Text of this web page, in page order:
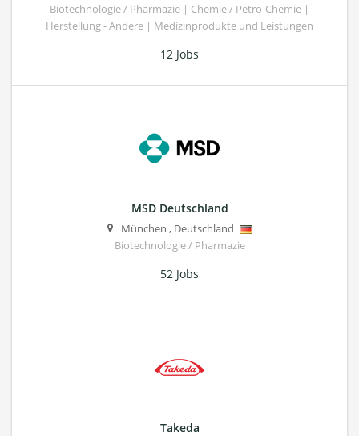
Biotechnologie / Pharmazie | Chemie / Petro-Chemie |
Herstellung - Andere | Medizinprodukte und Leistungen
12 Jobs
MSD Deutschland
München , Deutschland
Biotechnologie / Pharmazie
52 Jobs
Takeda